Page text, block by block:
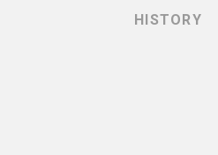
HISTORY